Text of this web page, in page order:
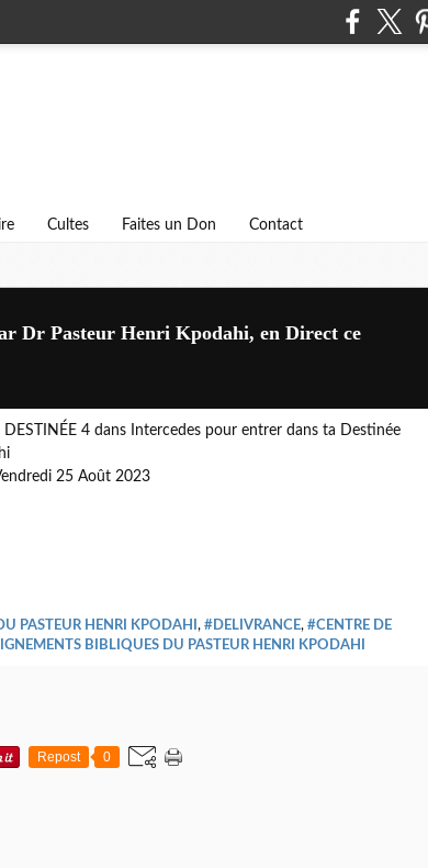
Cultes Faites un Don Contact
Dr Pasteur Henri Kpodahi, en Direct ce
4 dans Intercedes pour entrer dans ta Destinée
25 Août 2023
PASTEUR HENRI KPODAHI , #DELIVRANCE, #CENTRE DE
BIBLIQUES DU PASTEUR HENRI KPODAHI
Repost 0